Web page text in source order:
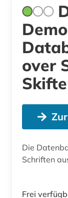
over
Die
Schriften
Frei